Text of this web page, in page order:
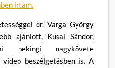
írtam.
dr. Varga György
ajánlott, Kusai Sándor,
pekingi nagykövete
beszélgetésben is. A